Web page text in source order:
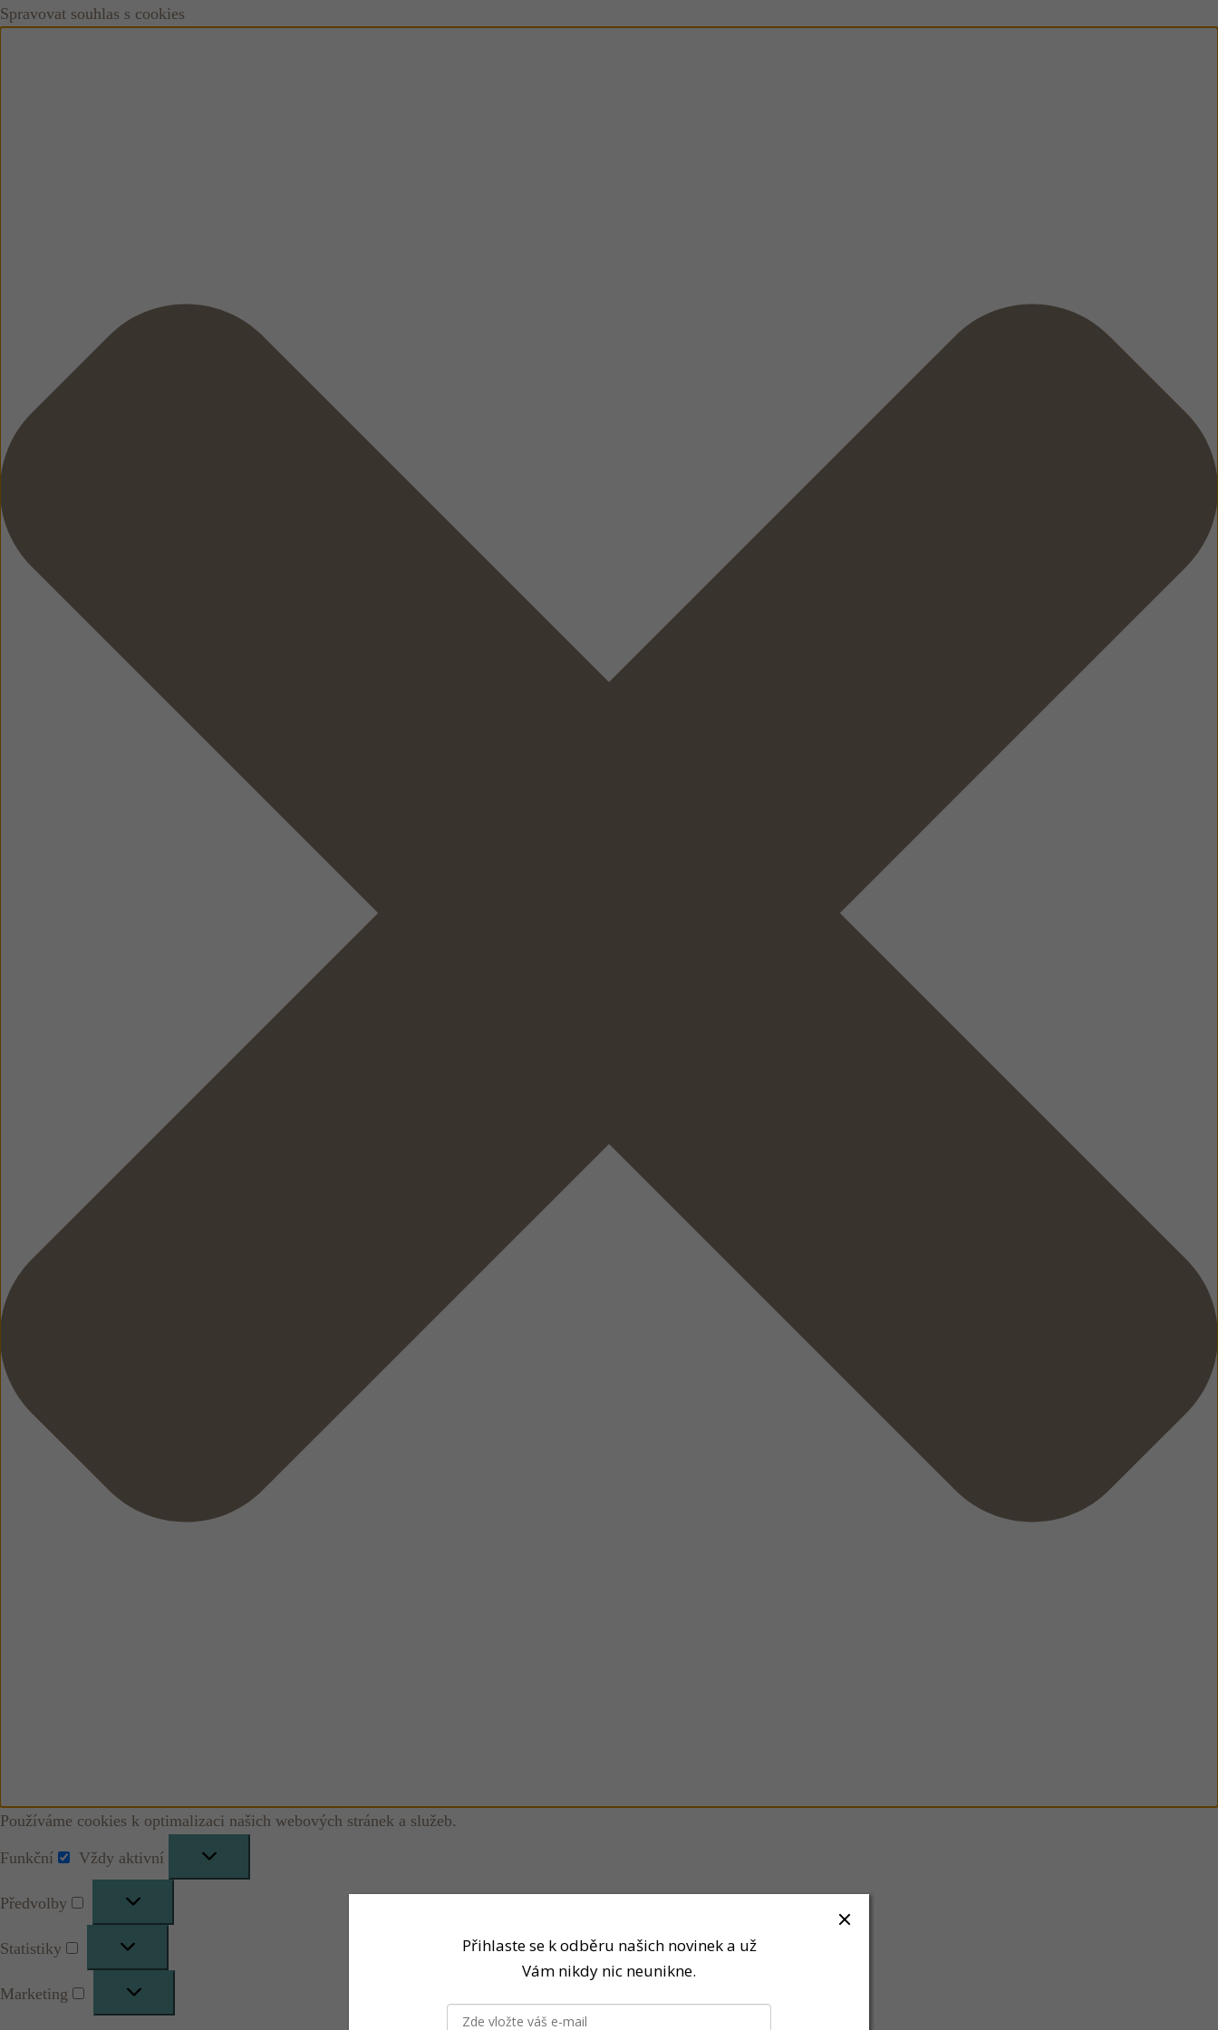
Spravovat souhlas s cookies
Používáme cookies k optimalizaci našich webových stránek a služeb.
Funkční
Funkční
Vždy aktivní
Předvolby
Statistiky
Marketing
Přihlaste se k odběru našich novinek a už
Vám nikdy nic neunikne.